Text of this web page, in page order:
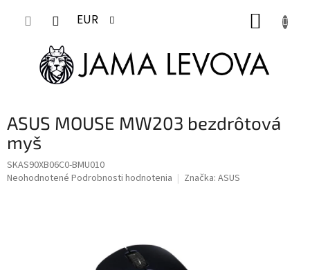
EUR
ASUS MOUSE MW203 bezdrôtová
myš
SKAS90XB06C0-BMU010
Priemerné
Neohodnotené Podrobnosti hodnotenia Značka: ASUS